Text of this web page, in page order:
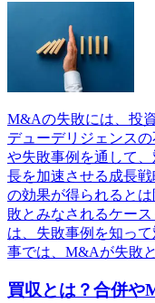
M&Aの失敗には、投
デューデリジェンス
や失敗事例を通して
長を加速させる成長
の効果が得られると
敗とみなされるケー
は、失敗事例を知っ
事では、M&Aが失敗
買収とは？合併や